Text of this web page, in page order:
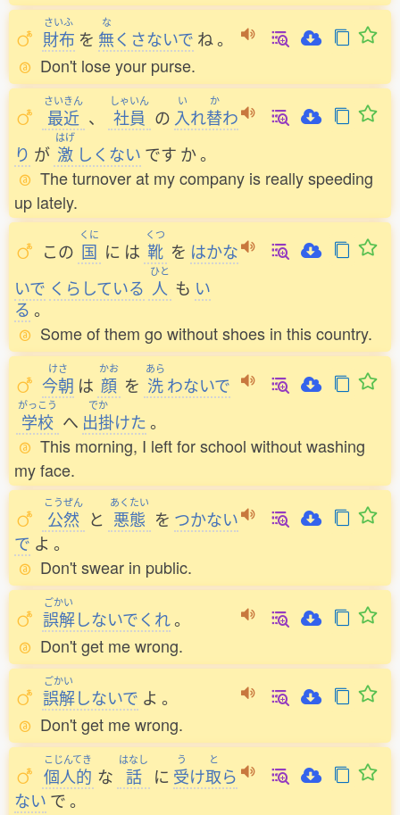
さいふ
財布 を
な
無くさないで ね。
Don't lose your purse.
さいきん
最近 、
しゃいん
社員 の
い
入れ
か
替わ
り が
はげ
激 しくない です か。
The turnover at my company is really speeding
up lately.
この
くに
国 に は
くつ
靴 を はかな
いで くらしている
ひと
人 も い
る 。
Some of them go without shoes in this country.
けさ
今朝 は
かお
顔 を
あら
洗わないで
がっこう
学校 へ
でか
出掛けた。
This morning, I left for school without washing
my face.
こうぜん
公然 と
あくたい
悪態 を つかない
で よ 。
Don't swear in public.
ごかい
誤解しないでくれ。
Don't get me wrong.
ごかい
誤解しないで よ 。
Don't get me wrong.
こじんてき
個人的 な
はなし
話 に
う
受け
と
取ら
ない で。